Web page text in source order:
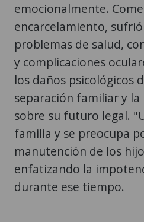
problemas de salud,
y complicaciones
los daños psicológicos
separación familiar y
sobre su futuro legal.
familia y se preocupa
manutención de los
enfatizando la
durante ese tiempo.
Desarrollo de